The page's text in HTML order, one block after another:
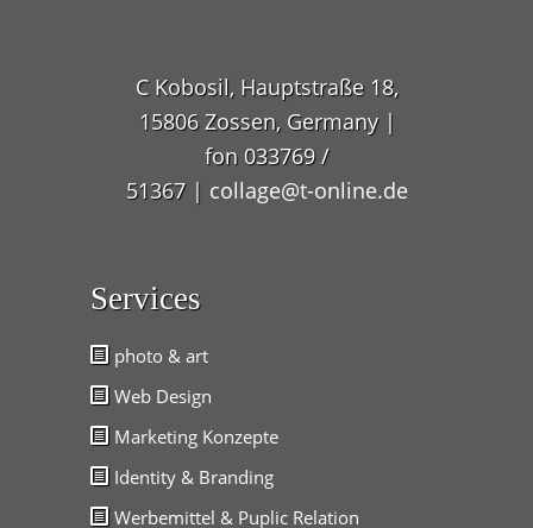
C Kobosil, Hauptstraße 18,
15806 Zossen, Germany |
fon 033769 /
51367 | collage@t-online.de
Services
photo & art
Web Design
Marketing Konzepte
Identity & Branding
Werbemittel & Puplic Relation